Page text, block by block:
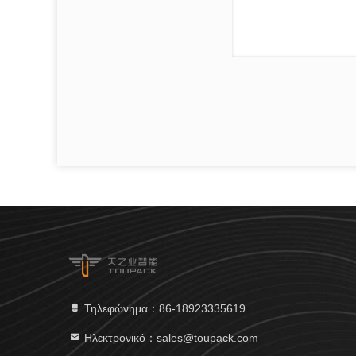
Τηλεφώνημα：86-18923335619
Ηλεκτρονικό：sales@toupack.com